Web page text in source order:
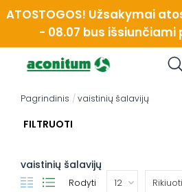
Skip
toATOSTOGOS! Užsakymai
- 08.07 bus išsiunčiami
Pagrindinis / vaistinių šalavijų
FILTRUOTI
vaistinių šalavijų
Rodyti